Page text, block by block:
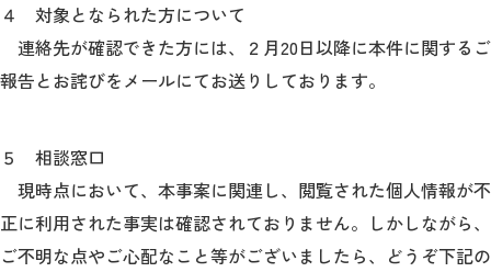
４ 対象となられた方について
連絡先が確認できた方には、２月20日以降に本件に関するご
報告とお詫びをメールにてお送りしております。
５ 相談窓口
現時点において、本事案に関連し、閲覧された個人情報が不
正に利用された事実は確認されておりません。しかしながら、
ご不明な点やご心配なこと等がございましたら、どうぞ下記の